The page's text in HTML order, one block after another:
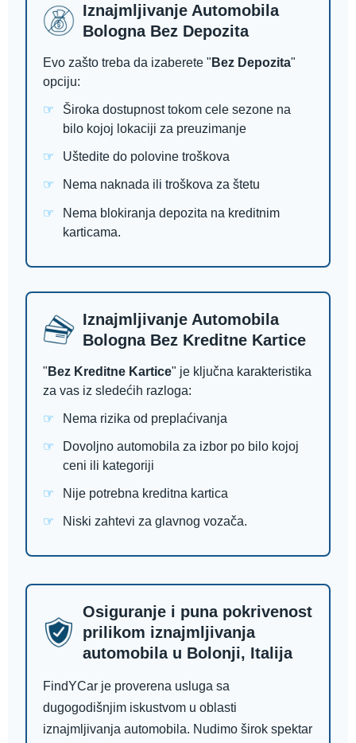
Iznajmljivanje Automobila
Bologna Bez Depozita
Evo zašto treba da izaberete " Bez Depozita"
opciju:
Široka dostupnost tokom cele sezone na
bilo kojoj lokaciji za preuzimanje
Uštedite do polovine troškova
Nema naknada ili troškova za štetu
Nema blokiranja depozita na kreditnim
karticama.
Iznajmljivanje Automobila
Bologna Bez Kreditne Kartice
" Bez Kreditne Kartice" je ključna karakteristika
za vas iz sledećih razloga:
Nema rizika od preplaćivanja
Dovoljno automobila za izbor po bilo kojoj
ceni ili kategoriji
Nije potrebna kreditna kartica
Niski zahtevi za glavnog vozača.
Osiguranje i puna pokrivenost
prilikom iznajmljivanja
automobila u Bolonji, Italija
FindYCar je proverena usluga sa
dugogodišnjim iskustvom u oblasti
iznajmljivanja automobila. Nudimo širok spektar